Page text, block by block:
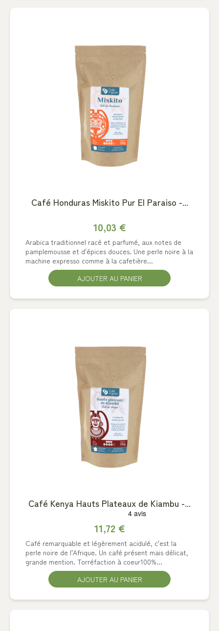
Café Honduras Miskito Pur El Paraiso -...
10,03 €
Arabica traditionnel racé et parfumé, aux notes de
pamplemousse et d'épices douces. Une perle noire à la
machine expresso comme à la cafetière...
AJOUTER AU PANIER
Café Kenya Hauts Plateaux de Kiambu -...
11,72 €
Café remarquable et légèrement acidulé, c'est la
perle noire de l'Afrique. Un café présent mais délicat,
grande mention. Torréfaction à coeur100%...
AJOUTER AU PANIER